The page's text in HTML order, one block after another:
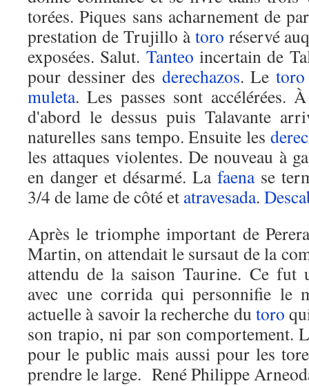
torées. Piques sans acharnement de
prestation de Trujillo àtoro réservé
exposées. Salut. Tanteo incertain de
pour dessiner des derechazos. Letoro
muleta. Les passes sont accélérées.
d'abord le dessus puis Talavante
naturelles sans tempo. Ensuite les
les attaques violentes. De nouveau à
en danger et désarmé. La faenase
3/4 de lame de côté et atravesada.
Après le triomphe important de
Martin, on attendait le sursaut de la
attendu de la saison Taurine. Ce fut
avec une corrida qui personnifie le
actuelle à savoir la recherche du toro
son trapio, ni par son comportement.
pour le public mais aussi pour les
prendre le large. René Philippe